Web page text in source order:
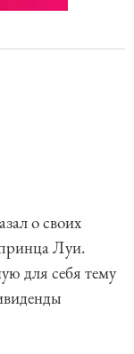
о своих
Луи.
для себя тему